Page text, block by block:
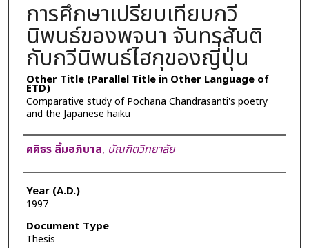
การศึกษาเปรียบเทียบกวี
นิพนธ์ของพจนา จันทรสันติ
กับกวีนิพนธ์ไฮกุของญี่ปุ่น
Other Title (Parallel Title in Other Language of
ETD)
Comparative study of Pochana Chandrasanti's poetry
and the Japanese haiku
Author
ศศิธร ลิ้มอภิบาล, บัณฑิตวิทยาลัย
Year (A.D.)
1997
Document Type
Thesis